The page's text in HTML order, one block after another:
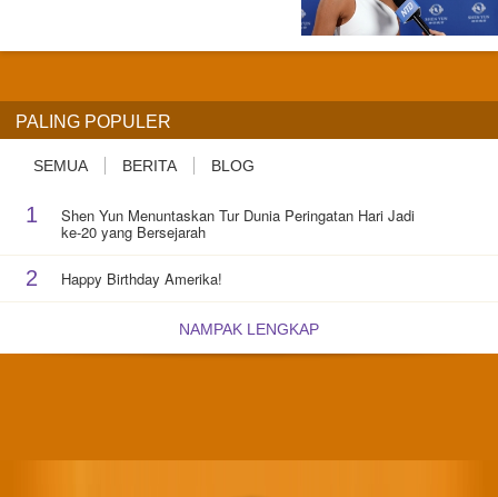
PALING POPULER
SEMUA BERITA BLOG
1 Shen Yun Menuntaskan Tur Dunia Peringatan Hari Jadi
ke-20 yang Bersejarah
2 Happy Birthday Amerika!
NAMPAK LENGKAP